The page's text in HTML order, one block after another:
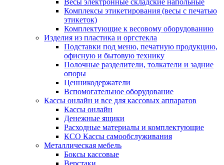
Весы электронные складские напольные
Комплексы этикетирования (весы с печатью
этикеток)
Комплектующие к весовому оборудованию
Изделия из пластика и оргстекла
Подставки под меню, печатную продукцию,
офисную и бытовую технику
Полочные разделители, толкатели и задние
опоры
Ценникодержатели
Вспомогательное оборудование
Кассы онлайн и все для кассовых аппаратов
Кассы онлайн
Денежные ящики
Расходные материалы и комплектующие
КСО Кассы самообслуживания
Металлическая мебель
Боксы кассовые
Верстаки